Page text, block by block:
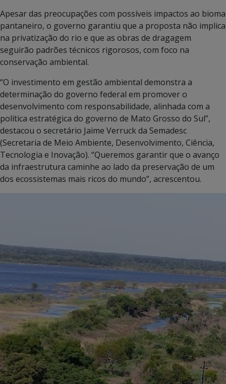
Apesar das preocupações com possíveis impactos ao bioma
pantaneiro, o governo garantiu que a proposta não implica
na privatização do rio e que as obras de dragagem
seguirão padrões técnicos rigorosos, com foco na
conservação ambiental.
“O investimento em gestão ambiental demonstra a
determinação do governo federal em promover o
desenvolvimento com responsabilidade, alinhada com a
política estratégica do governo de Mato Grosso do Sul”,
destacou o secretário Jaime Verruck da Semadesc
(Secretaria de Meio Ambiente, Desenvolvimento, Ciência,
Tecnologia e Inovação). “Queremos garantir que o avanço
da infraestrutura caminhe ao lado da preservação de um
dos ecossistemas mais ricos do mundo”, acrescentou.